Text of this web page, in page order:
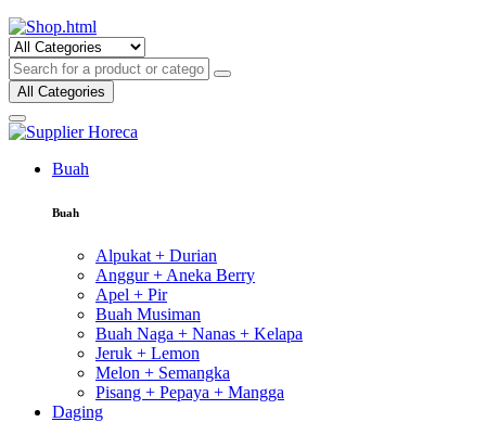
All Categories
Buah
Buah
Alpukat + Durian
Anggur + Aneka Berry
Apel + Pir
Buah Musiman
Buah Naga + Nanas + Kelapa
Jeruk + Lemon
Melon + Semangka
Pisang + Pepaya + Mangga
Daging